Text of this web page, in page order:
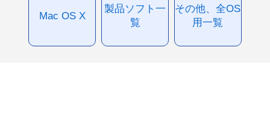
Mac OS X
製品ソフト一
覧
その他、全OS
用一覧